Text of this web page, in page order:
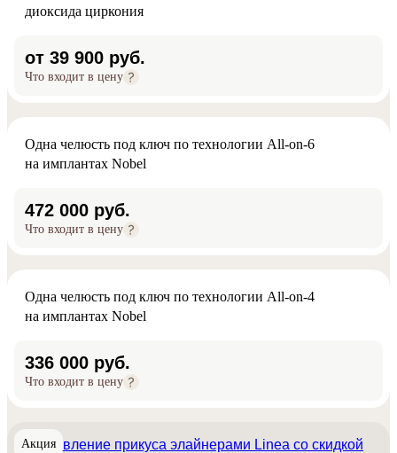
диоксида циркония
от 39 900 руб.
Что входит в цену
Одна челюсть под ключ по технологии All-on-6
на имплантах Nobel
472 000 руб.
Что входит в цену
Одна челюсть под ключ по технологии All-on-4
на имплантах Nobel
336 000 руб.
Что входит в цену
Акция
Исправление прикуса элайнерами Linea со скидкой